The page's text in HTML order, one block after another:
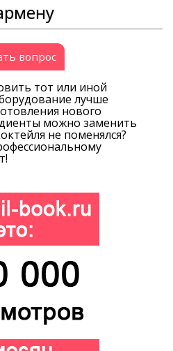
вопрос
тот или иной
лучше
нового
можно заменить
не поменялся?